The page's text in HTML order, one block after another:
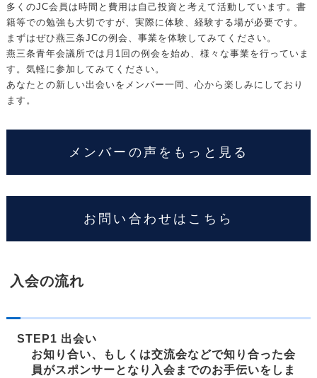
多くのJC会員は時間と費用は自己投資と考えて活動しています。書
籍等での勉強も大切ですが、実際に体験、経験する場が必要です。
まずはぜひ燕三条JCの例会、事業を体験してみてください。
燕三条青年会議所では月1回の例会を始め、様々な事業を行っていま
す。気軽に参加してみてください。
あなたとの新しい出会いをメンバー一同、心から楽しみにしており
ます。
メンバーの声をもっと見る
お問い合わせはこちら
入会の流れ
STEP1 出会い
お知り合い、もしくは交流会などで知り合った会
員がスポンサーとなり入会までのお手伝いをしま